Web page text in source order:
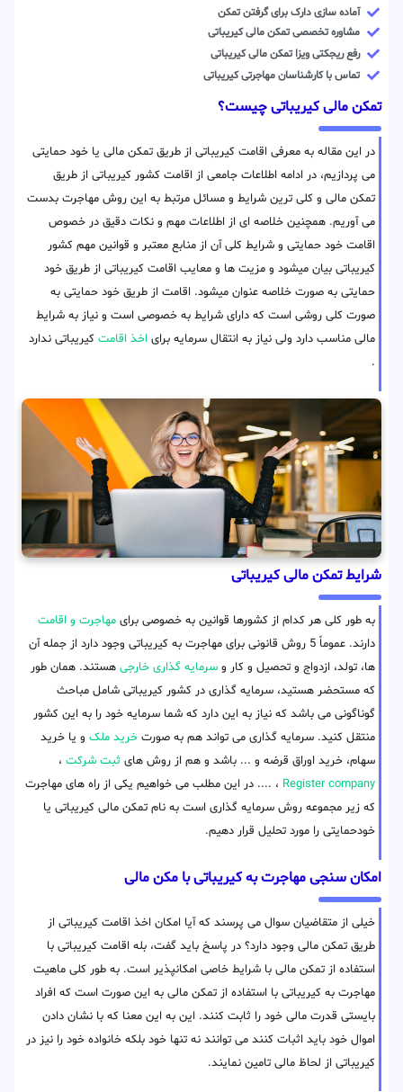
آماده سازی دارک برای گرفتن تمکن
مشاوره تخصصی تمکن مالی کیریباتی
رفع ریجکتی ویزا تمکن مالی کیریباتی
تماس با کارشناسان مهاجرتی کیریباتی
تمکن مالی کیریباتی چیست؟
در این مقاله به معرفی اقامت کیریباتی از طریق تمکن مالی یا خود حمایتی
می پردازیم، در ادامه اطلاعات جامعی از اقامت کشور کیریباتی از طریق
تمکن مالی و کلی ترین شرایط و مسائل مرتبط به این روش مهاجرت بدست
می آوریم. همچنین خلاصه ای از اطلاعات مهم و نکات دقیق در خصوص
اقامت خود حمایتی و شرایط کلی آن از منابع معتبر و قوانین مهم کشور
کیریباتی بیان میشود و مزیت ها و معایب اقامت کیریباتی از طریق خود
حمایتی به صورت خلاصه عنوان میشود. اقامت از طریق خود حمایتی به
صورت کلی روشی است که دارای شرایط به خصوصی است و نیاز به شرایط
مالی مناسب دارد ولی نیاز به انتقال سرمایه برای اخذ اقامت کیریباتی ندارد
.
شرایط تمکن مالی کیریباتی
به طور کلی هر کدام از کشورها قوانین به خصوصی برای مهاجرت و اقامت
دارند. عموماً 5 روش قانونی برای مهاجرت به کیریباتی وجود دارد از جمله آن
ها، تولد، ازدواج و تحصیل و کار و سرمایه گذاری خارجی هستند. همان طور
که مستحضر هستید، سرمایه گذاری در کشور کیریباتی شامل مباحث
گوناگونی می باشد که نیاز به این دارد که شما سرمایه خود را به این کشور
منتقل کنید. سرمایه گذاری می تواند هم به صورت خرید ملک و یا خرید
سهام، خرید اوراق قرضه و ... باشد و هم از روش های ثبت شرکت ،
Register company ، .... در این مطلب می خواهیم یکی از راه های مهاجرت
که زیر مجموعه روش سرمایه گذاری است به نام تمکن مالی کیریباتی یا
خودحمایتی را مورد تحلیل قرار دهیم.
امکان سنجی مهاجرت به کیریباتی با مکن مالی
خیلی از متقاضیان سوال می پرسند که آیا امکان اخذ اقامت کیریباتی از
طریق تمکن مالی وجود دارد؟ در پاسخ باید گفت، بله اقامت کیریباتی با
استفاده از تمکن مالی با شرایط خاصی امکانپذیر است. به طور کلی ماهیت
مهاجرت به کیریباتی با استفاده از تمکن مالی به این صورت است که افراد
بایستی قدرت مالی خود را ثابت کنند. این به این معنا که با نشان دادن
اموال خود باید اثبات کنند می توانند نه تنها خود بلکه خانواده خود را نیز در
کیریباتی از لحاظ مالی تامین نمایند.